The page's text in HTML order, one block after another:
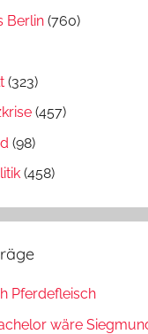
Berlin (760)
(323)
(457)
(98)
(458)
Pferdefleisch
wäre